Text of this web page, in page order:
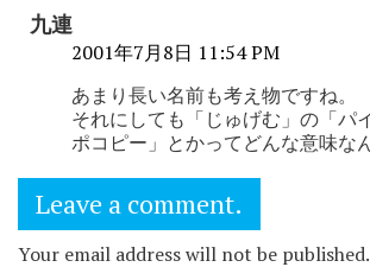
九連
2001年7月8日 11:54 PM
あまり長い名前も考え物ですね。
それにしても「じゅげむ」の「パ
ポコピー」とかってどんな意味な
Leave a comment.
Your email address will not be